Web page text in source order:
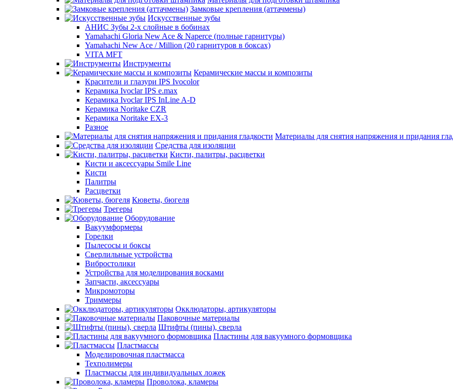
Замковые крепления (аттачмены)
Искусственные зубы
АНИС Зубы 2-х слойные в бобинах
Yamahachi Gloria New Ace & Naperce (полные гарнитуры)
Yamahachi New Ace / Million (20 гарнитуров в боксах)
VITA MFT
Инструменты
Керамические массы и композиты
Красители и глазури IPS Ivocolor
Керамика Ivoclar IPS e.max
Керамика Ivoclar IPS InLine A-D
Керамика Noritake CZR
Керамика Noritake EX-3
Разное
Материалы для снятия напряжения и придания
Средства для изоляции
Кисти, палитры, расцветки
Кисти и аксессуары Smile Line
Кисти
Палитры
Расцветки
Кюветы, бюгеля
Трегеры
Оборудование
Вакуумформеры
Горелки
Пылесосы и боксы
Сверлильные устройства
Вибростолики
Устройства для моделирования восками
Запчасти, аксессуары
Микромоторы
Триммеры
Окклюдаторы, артикуляторы
Паковочные материалы
Штифты (пины), сверла
Пластины для вакуумного формовщика
Пластмассы
Моделировочная пластмасса
Техполимеры
Пластмассы для индивидуальных ложек
Проволока, кламеры